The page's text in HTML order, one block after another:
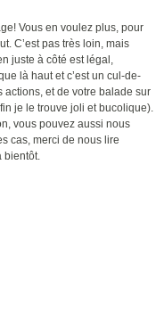
Vous en voulez plus, pour
C’est pas très loin, mais
juste à côté est légal,
là haut et c’est un cul-de-
actions, et de votre balade sur
je le trouve joli et bucolique).
vous pouvez aussi nous
cas, merci de nous lire
bientôt.